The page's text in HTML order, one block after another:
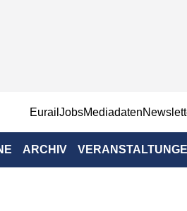
EurailJobsMediadaten
ARCHIV